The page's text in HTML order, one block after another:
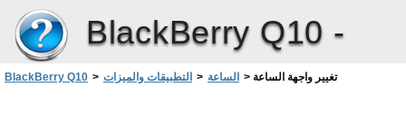
BlackBerry Q10 -
BlackBerry Q10 > التطبيقات والميزات > الساعة > تغيير واجهة الساعة